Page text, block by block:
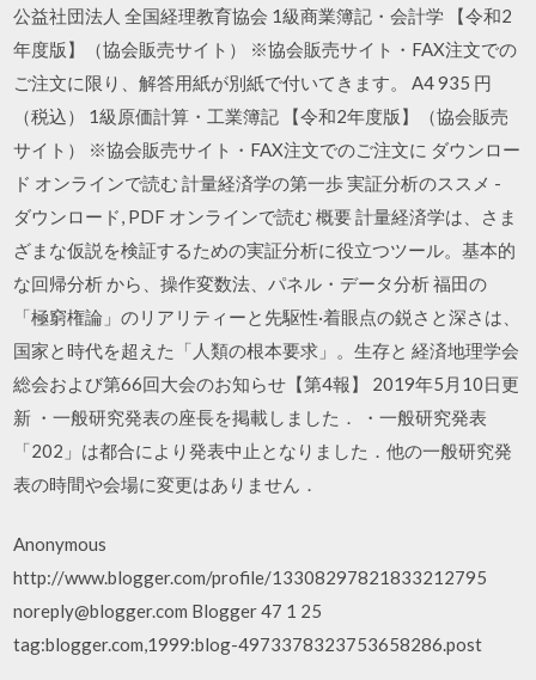
公益社団法人 全国経理教育協会 1級商業簿記・会計学 【令和2
年度版】（協会販売サイト） ※協会販売サイト・FAX注文での
ご注文に限り、解答用紙が別紙で付いてきます。 A4 935 円
（税込） 1級原価計算・工業簿記 【令和2年度版】（協会販売
サイト） ※協会販売サイト・FAX注文でのご注文に ダウンロー
ド オンラインで読む 計量経済学の第一歩 実証分析のススメ -
ダウンロード, PDF オンラインで読む 概要 計量経済学は、さま
ざまな仮説を検証するための実証分析に役立つツール。基本的
な回帰分析 から、操作変数法、パネル・データ分析 福田の
「極窮権論」のリアリティーと先駆性·着眼点の鋭さと深さは、
国家と時代を超えた「人類の根本要求」。生存と 経済地理学会
総会および第66回大会のお知らせ【第4報】 2019年5月10日更
新 ・一般研究発表の座長を掲載しました． ・一般研究発表
「202」は都合により発表中止となりました．他の一般研究発
表の時間や会場に変更はありません．
Anonymous
http://www.blogger.com/profile/13308297821833212795
noreply@blogger.com Blogger 47 1 25
tag:blogger.com,1999:blog-4973378323753658286.post